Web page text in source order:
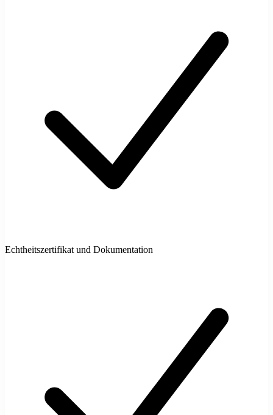
Echtheitszertifikat und Dokumentation